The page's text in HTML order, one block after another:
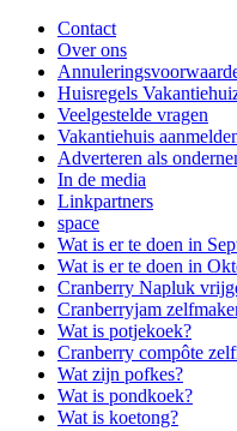
Contact
Over ons
Huisregels
Veelgestelde vragen
Vakantiehuis
Adverteren als
In de media
Linkpartners
space
Wat is er te doen in
Wat is er te doen in
Cranberry Napluk
Cranberryjam
Wat is potjekoek?
Cranberry compôte
Wat zijn pofkes?
Wat is pondkoek?
Wat is koetong?